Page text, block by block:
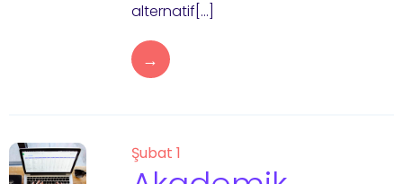
alternatif[…]
→
Şubat 1